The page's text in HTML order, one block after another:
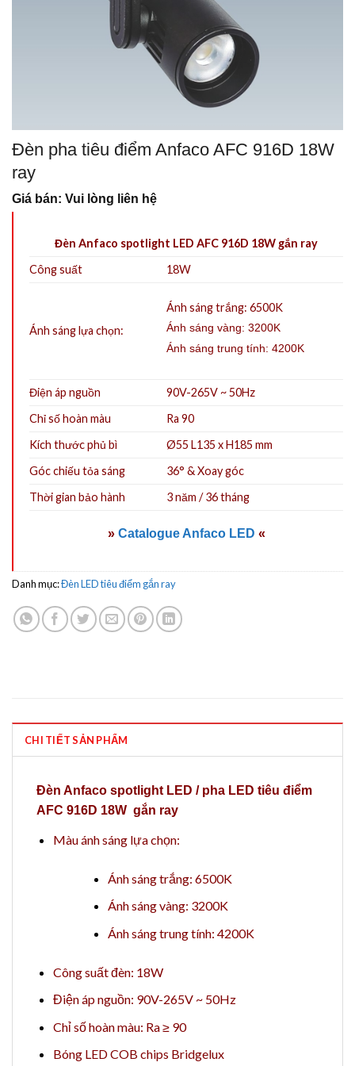
Đèn pha tiêu điểm Anfaco AFC 916D 18W
ray
Giá bán: Vui lòng liên hệ
Đèn Anfaco spotlight LED AFC 916D 18W gắn ray
Công suất
18W
Ánh sáng lựa chọn:
Ánh sáng trắng: 6500K
Ánh sáng vàng: 3200K
Ánh sáng trung tính: 4200K
Điện áp nguồn
90V-265V ~ 50Hz
Chỉ số hoàn màu
Ra 90
Kích thước phủ bì
Ø55 L135 x H185 mm
Góc chiếu tỏa sáng
36° & Xoay góc
Thời gian bảo hành
3 năm / 36 tháng
» Catalogue Anfaco LED «
Danh mục:Đèn LED tiêu điểm gắn ray
CHI TIẾT SẢN PHẨM
Đèn Anfaco spotlight LED / pha LED tiêu điểm
AFC 916D 18W gắn ray
Màu ánh sáng lựa chọn:
Ánh sáng trắng: 6500K
Ánh sáng vàng: 3200K
Ánh sáng trung tính: 4200K
Công suất đèn: 18W
Điện áp nguồn: 90V-265V ~ 50Hz
Chỉ số hoàn màu: Ra ≥ 90
Bóng LED COB chips Bridgelux